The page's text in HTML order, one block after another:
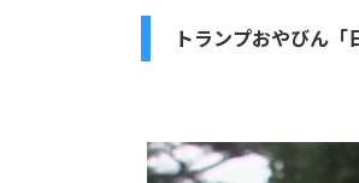
トランプおやびん「